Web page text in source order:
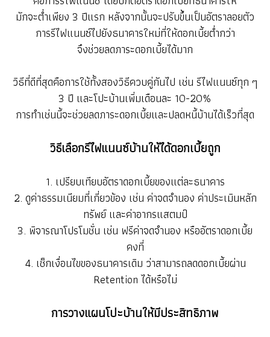
มักจะต่ำเพียง 3 ปีแรก หลังจากนั้นจะปรับขึ้นเป็นอัตราลอยตัว
การรีไฟแนนซ์ไปยังธนาคารใหม่ที่ให้ดอกเบี้ยต่ำกว่า
จึงช่วยลดภาระดอกเบี้ยได้มาก
วิธีที่ดีที่สุดคือการใช้ทั้งสองวิธีควบคู่กันไป เช่น รีไฟแนนซ์ทุก ๆ
3 ปี และโปะบ้านเพิ่มเดือนละ 10-20%
การทำเช่นนี้จะช่วยลดภาระดอกเบี้ยและปลดหนี้บ้านได้เร็วที่สุด
วิธีเลือกรีไฟแนนซ์บ้านให้ได้ดอกเบี้ยถูก
1. เปรียบเทียบอัตราดอกเบี้ยของแต่ละธนาคาร
2. ดูค่าธรรมเนียมที่เกี่ยวข้อง เช่น ค่าจดจำนอง ค่าประเมินหลัก
ทรัพย์ และค่าอากรแสตมป์
3. พิจารณาโปรโมชั่น เช่น ฟรีค่าจดจำนอง หรืออัตราดอกเบี้ย
คงที่
4. เช็กเงื่อนไขของธนาคารเดิม ว่าสามารถลดดอกเบี้ยผ่าน
Retention ได้หรือไม่
การวางแผนโปะบ้านให้มีประสิทธิภาพ